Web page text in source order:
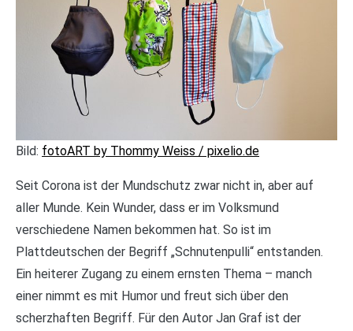
Bild: fotoART by Thommy Weiss / pixelio.de
Seit Corona ist der Mundschutz zwar nicht in, aber auf
aller Munde. Kein Wunder, dass er im Volksmund
verschiedene Namen bekommen hat. So ist im
Plattdeutschen der Begriff „Schnutenpulli“ entstanden.
Ein heiterer Zugang zu einem ernsten Thema – manch
einer nimmt es mit Humor und freut sich über den
scherzhaften Begriff. Für den Autor Jan Graf ist der